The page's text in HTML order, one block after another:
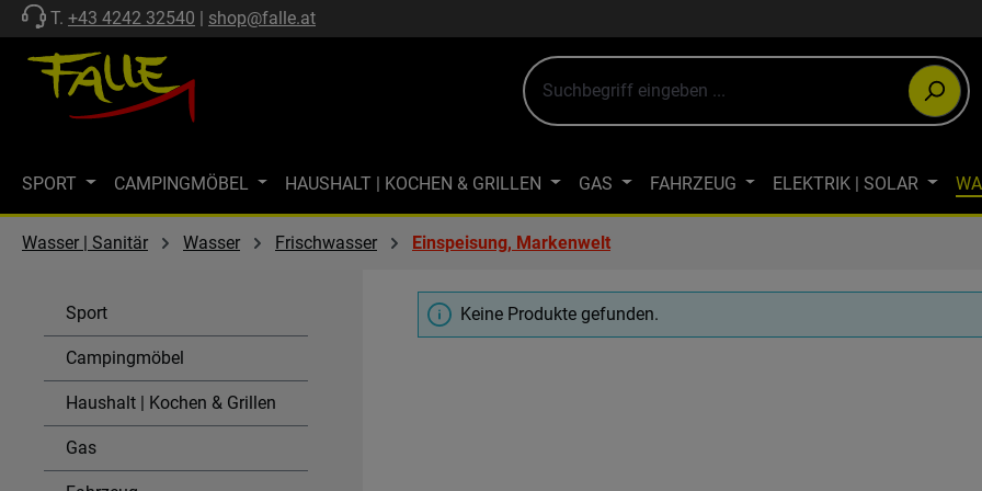
Hauptinhalt springen
Zur Suche springen
Zur Hauptnavigation springen
T. +43 4242 32540 | shop@falle.at
SPORT CAMPINGMÖBEL HAUSHALT | KOCHEN & GRILLEN GAS FAHRZEUG ELEKTRIK | SOLAR
SPÜLEN & KOMBI-EINHEITEN
Wasser | Sanitär Wasser Frischwasser Einspeisung, Markenwelt
Sport
Campingmöbel
Haushalt | Kochen & Grillen
Gas
Keine Produkte gefunden.